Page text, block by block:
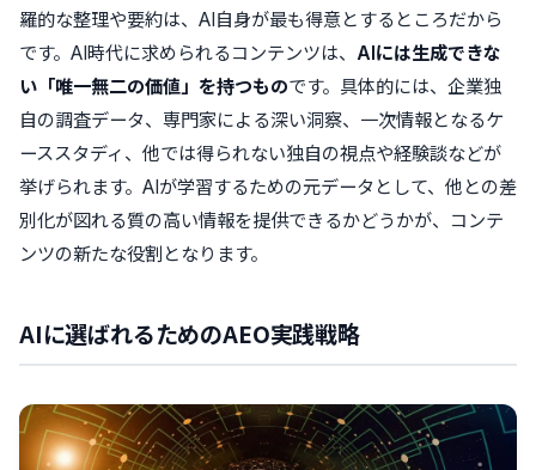
羅的な整理や要約は、AI自身が最も得意とするところだから
です。AI時代に求められるコンテンツは、 AIには生成できな
い「唯一無二の価値」を持つものです。具体的には、企業独
自の調査データ、専門家による深い洞察、一次情報となるケ
ーススタディ、他では得られない独自の視点や経験談などが
挙げられます。AIが学習するための元データとして、他との差
別化が図れる質の高い情報を提供できるかどうかが、コンテ
ンツの新たな役割となります。
AIに選ばれるためのAEO実践戦略